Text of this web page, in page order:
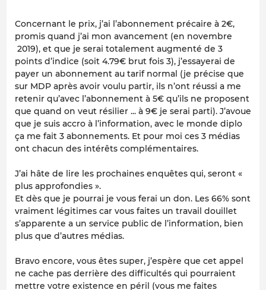
Concernant le prix, j’ai l’abonnement précaire à 2€,
promis quand j’ai mon avancement (en novembre
2019), et que je serai totalement augmenté de 3
points d’indice (soit 4.79€ brut fois 3), j’essayerai de
payer un abonnement au tarif normal (je précise que
sur MDP après avoir voulu partir, ils n’ont réussi a me
retenir qu’avec l’abonnement à 5€ qu’ils ne proposent
que quand on veut résilier ... à 9€ je serai parti). J’avoue
que je suis accro à l’information, avec le monde diplo
ça me fait 3 abonnements. Et pour moi ces 3 médias
ont chacun des intérêts complémentaires.
J’ai hâte de lire les prochaines enquêtes qui, seront «
plus approfondies ».
Et dès que je pourrai je vous ferai un don. Les 66% sont
vraiment légitimes car vous faites un travail douillet
s’apparente a un service public de l’information, bien
plus que d’autres médias.
Bravo encore, vous êtes super, j’espère que cet appel
ne cache pas derrière des difficultés qui pourraient
mettre votre existence en péril (vous me faites